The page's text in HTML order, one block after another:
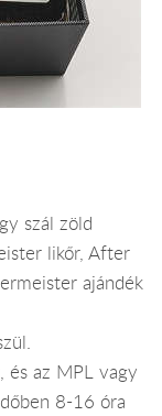
szál zöld
likőr, After
ajándék
és az MPL vagy
8-16 óra